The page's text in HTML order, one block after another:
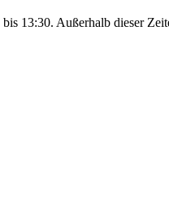
13:30. Außerhalb dieser